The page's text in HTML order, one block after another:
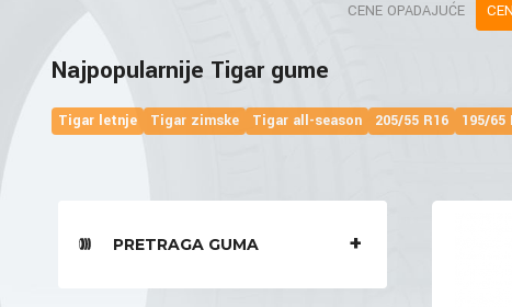
Najpopularnije Tigar gume
Tigar letnje Tigar zimske Tigar all-season 205/55 R16 195/65
CENE OPADAJUĆE
PRETRAGA GUMA